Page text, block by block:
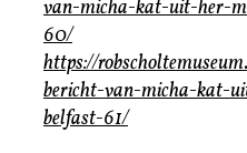
van-micha-kat-uit-her-
60/
https://
bericht-van-micha-kat-
belfast-61/